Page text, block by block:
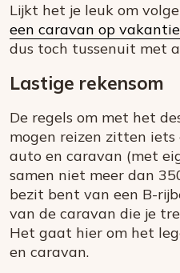
Lijkt het je leuk om
een caravan op vakantie
dus toch tussenuit met
Lastige rekensom
De regels om met het
mogen reizen zitten iets
auto en caravan (met
samen niet meer dan
bezit bent van een B-
van de caravan die je
Het gaat hier om het
en caravan.